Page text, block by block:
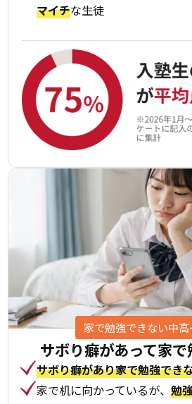
マイチな生徒
家で勉強できない中
サボり癖があって家で
サボり癖があり家で勉強でき
家で机に向かっているが、勉